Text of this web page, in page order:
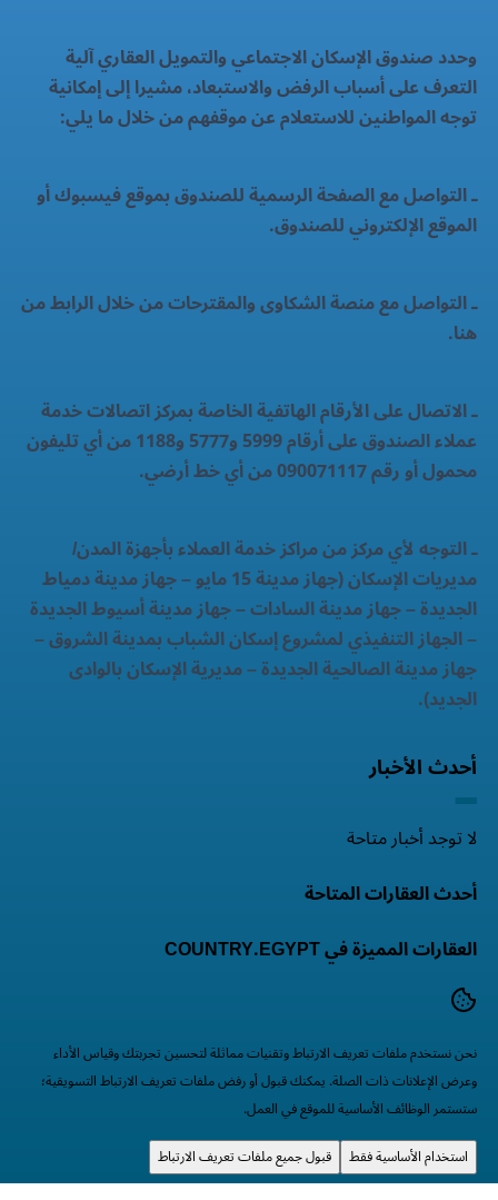
وحدد صندوق الإسكان الاجتماعي والتمويل العقاري آلية
التعرف على أسباب الرفض والاستبعاد، مشيرا إلى إمكانية
توجه المواطنين للاستعلام عن موقفهم من خلال ما يلي:
ـ التواصل مع الصفحة الرسمية للصندوق بموقع فيسبوك أو
الموقع الإلكتروني للصندوق.
ـ التواصل مع منصة الشكاوى والمقترحات من خلال الرابط من
هنا.
ـ الاتصال على الأرقام الهاتفية الخاصة بمركز اتصالات خدمة
عملاء الصندوق على أرقام 5999 و5777 و1188 من أي تليفون
محمول أو رقم 090071117 من أي خط أرضي.
ـ التوجه لأي مركز من مراكز خدمة العملاء بأجهزة المدن/
مديريات الإسكان (جهاز مدينة 15 مايو – جهاز مدينة دمياط
الجديدة – جهاز مدينة السادات – جهاز مدينة أسيوط الجديدة
– الجهاز التنفيذي لمشروع إسكان الشباب بمدينة الشروق –
جهاز مدينة الصالحية الجديدة – مديرية الإسكان بالوادى
الجديد).
أحدث الأخبار
لا توجد أخبار متاحة
أحدث العقارات المتاحة
العقارات المميزة في COUNTRY.EGYPT
نحن نستخدم ملفات تعريف الارتباط وتقنيات مماثلة لتحسين تجربتك وقياس الأداء
وعرض الإعلانات ذات الصلة. يمكنك قبول أو رفض ملفات تعريف الارتباط التسويقية؛
ستستمر الوظائف الأساسية للموقع في العمل.
استخدام الأساسية فقط
قبول جميع ملفات تعريف الارتباط